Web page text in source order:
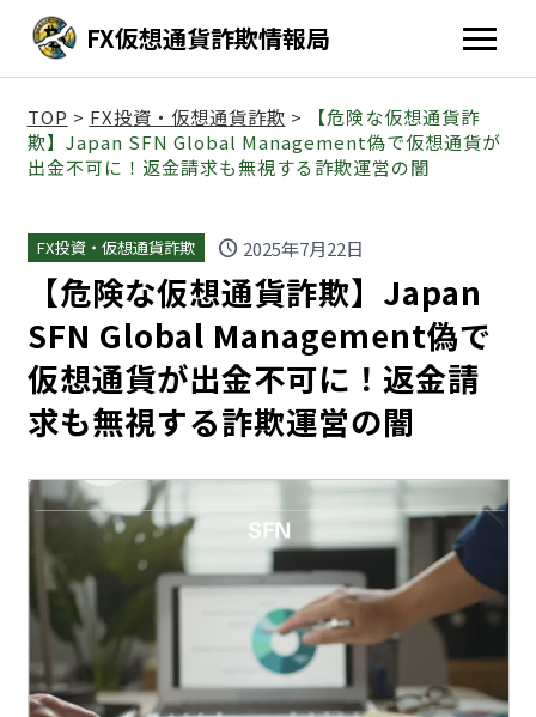
FX仮想通貨詐欺情報局
TOP > FX投資・仮想通貨詐欺 >
【危険な仮想通貨詐
欺】Japan SFN Global Management偽で仮想通貨が
出金不可に！返金請求も無視する詐欺運営の闇
FX投資・仮想通貨詐欺 schedule 2025年7月22日
【危険な仮想通貨詐欺】Japan
SFN Global Management偽で
仮想通貨が出金不可に！返金請
求も無視する詐欺運営の闇